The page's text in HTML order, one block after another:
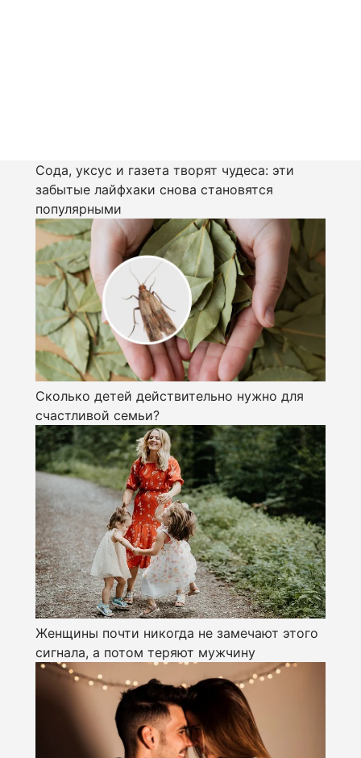
Сода, уксус и газета творят чудеса: эти
забытые лайфхаки снова становятся
популярными
Сколько детей действительно нужно для
счастливой семьи?
Женщины почти никогда не замечают этого
сигнала, а потом теряют мужчину